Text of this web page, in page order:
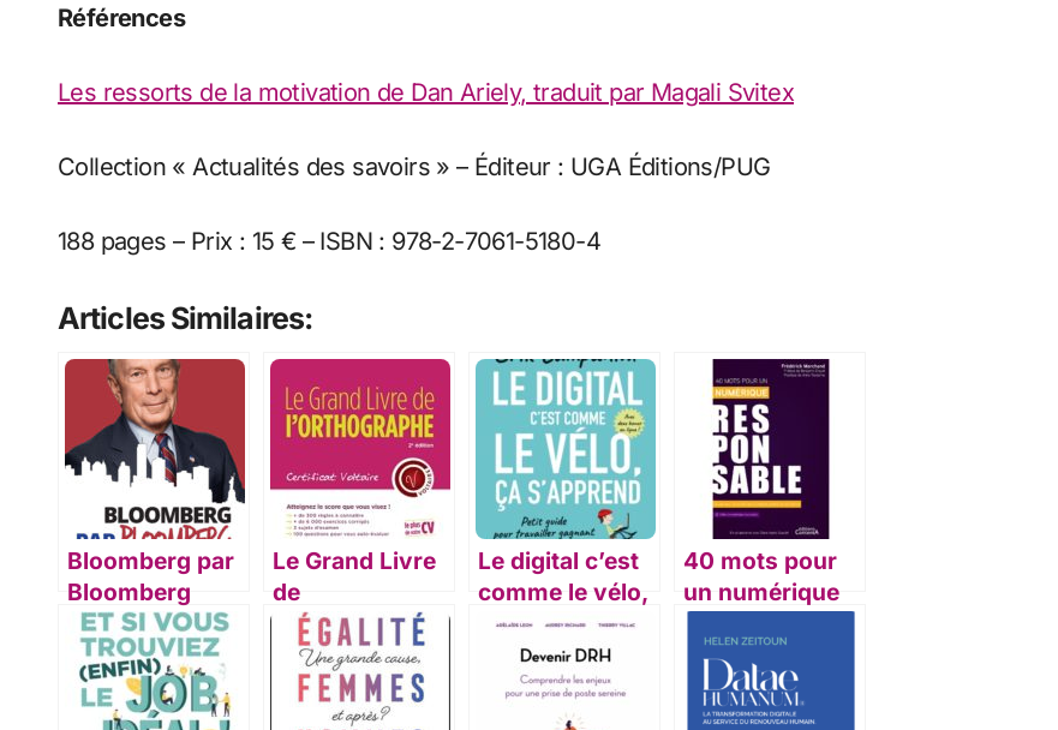
Références
Les ressorts de la motivation de Dan Ariely, traduit par Magali Svitex
Collection « Actualités des savoirs » – Éditeur : UGA Éditions/PUG
188 pages – Prix : 15 € – ISBN : 978-2-7061-5180-4
Articles Similaires:
Bloomberg par
Bloomberg
Le Grand Livre
de
l’orthographe
Le digital c’est
comme le vélo,
ça s’apprend
40 mots pour
un numérique